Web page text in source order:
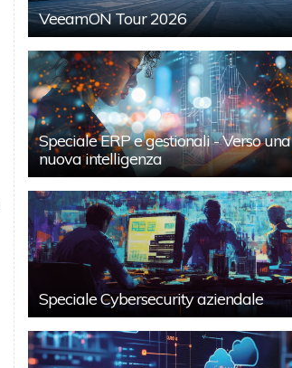
VeeamON Tour 2026
Speciale ERP e gestionali - Verso una
nuova intelligenza
Speciale Cybersecurity aziendale